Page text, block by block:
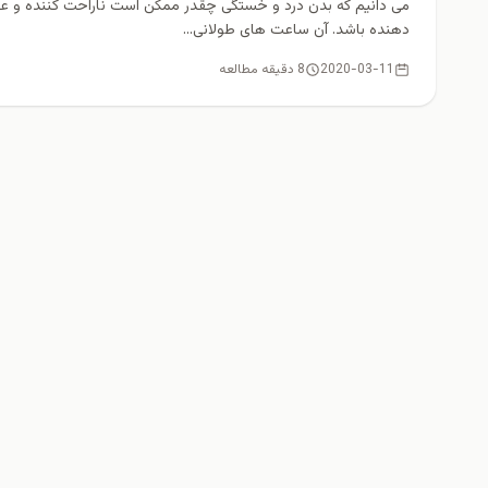
می دانیم که بدن درد و خستگی چقدر ممکن است ناراحت کننده و
دهنده باشد. آن ساعت های طولانی...
2020-03-11 8 دقیقه مطالعه